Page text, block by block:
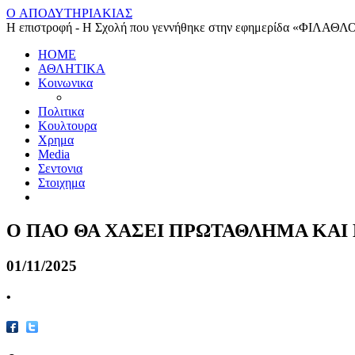
O ΑΠΟΔΥΤΗΡΙΑΚΙΑΣ
Η επιστροφή - Η Σχολή που γεννήθηκε στην εφημερίδα
HOME
ΑΘΛΗΤΙΚΑ
Κοινωνικα
Πολιτικα
Κουλτουρα
Χρημα
Media
Σεντονια
Στοιχημα
Ο ΠΑΟ ΘΑ ΧΑΣΕΙ ΠΡΩΤΑΘΛΗΜΑ
01/11/2025
•